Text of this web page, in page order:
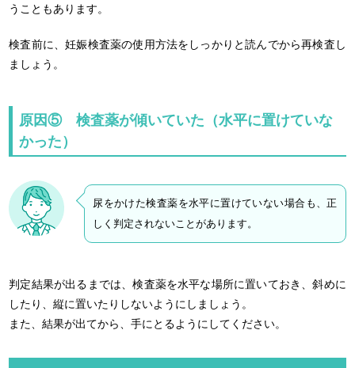
うこともあります。
検査前に、妊娠検査薬の使用方法をしっかりと読んでから再検査し
ましょう。
原因⑤ 検査薬が傾いていた（水平に置けていな
かった）
尿をかけた検査薬を水平に置けていない場合も、正
しく判定されないことがあります。
判定結果が出るまでは、検査薬を水平な場所に置いておき、斜めに
したり、縦に置いたりしないようにしましょう。
また、結果が出てから、手にとるようにしてください。